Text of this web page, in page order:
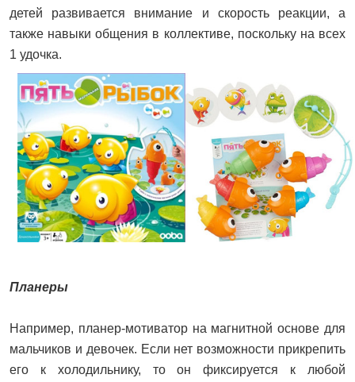
детей развивается внимание и скорость реакции, а
также навыки общения в коллективе, поскольку на всех
1 удочка.
Планеры
Например, планер-мотиватор на магнитной основе для
мальчиков и девочек. Если нет возможности прикрепить
его к холодильнику, то он фиксируется к любой